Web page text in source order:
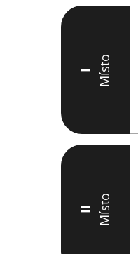
I Místo
II Místo